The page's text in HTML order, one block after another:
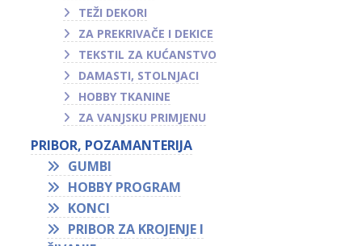
TEŽI DEKORI
ZA PREKRIVAČE I DEKICE
TEKSTIL ZA KUĆANSTVO
DAMASTI, STOLNJACI
HOBBY TKANINE
ZA VANJSKU PRIMJENU
PRIBOR, POZAMANTERIJA
GUMBI
HOBBY PROGRAM
KONCI
PRIBOR ZA KROJENJE I